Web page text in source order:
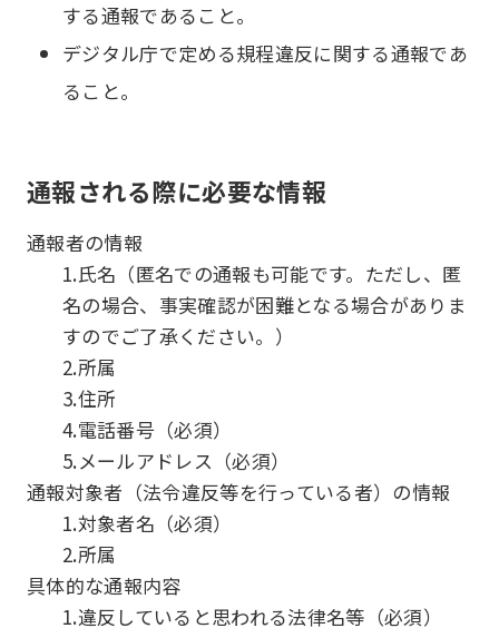
する通報であること。
デジタル庁で定める規程違反に関する通報であ
ること。
通報される際に必要な情報
通報者の情報
1.氏名（匿名での通報も可能です。ただし、匿
名の場合、事実確認が困難となる場合がありま
すのでご了承ください。）
2.所属
3.住所
4.電話番号（必須）
5.メールアドレス（必須）
通報対象者（法令違反等を行っている者）の情報
1.対象者名（必須）
2.所属
具体的な通報内容
1.違反していると思われる法律名等（必須）